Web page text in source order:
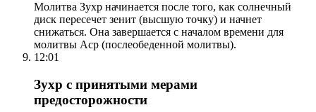
Молитва Зухр начинается после того, как солнечный
диск пересечет зенит (высшую точку) и начнет
снижаться. Она завершается с началом времени для
молитвы Аср (послеобеденной молитвы).
12:01
Зухр с принятыми мерами
предосторожности